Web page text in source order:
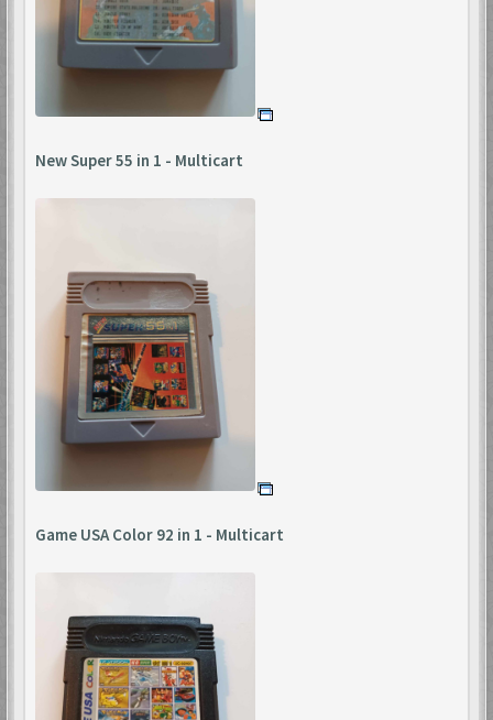
New Super 55 in 1 - Multicart
Game USA Color 92 in 1 - Multicart